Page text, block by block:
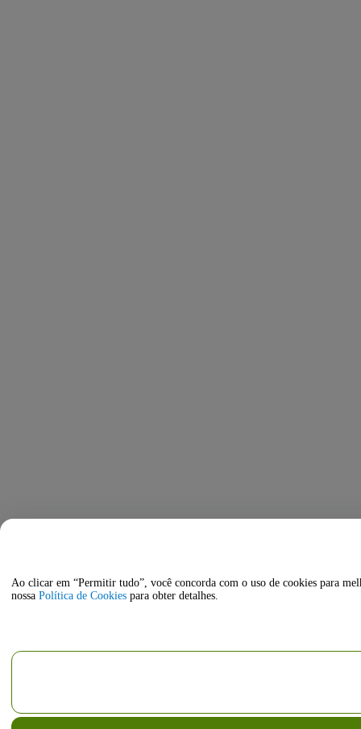
Ao clicar em “Permitir tudo”, você concorda com o uso de cookies para
nossa Política de Cookies para obter detalhes.